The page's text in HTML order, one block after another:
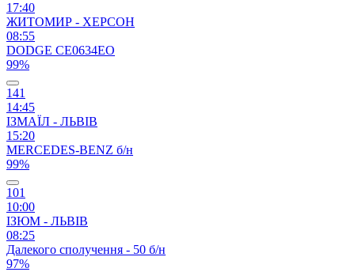
17:40
ЖИТОМИР - ХЕРСОН
08:55
DODGE CЕ0634ЕО
99%
141
14:45
ІЗМАЇЛ - ЛЬВІВ
15:20
MERCEDES-BENZ б/н
99%
101
10:00
ІЗЮМ - ЛЬВІВ
08:25
Далекого сполучення - 50 б/н
97%